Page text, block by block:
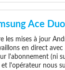
Ace
mises à jour
en direct avec
l'abonnement (ni
et l'opérateur nous